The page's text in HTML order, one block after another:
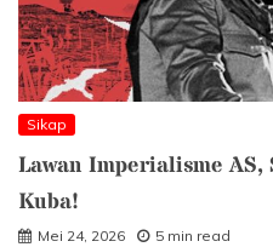
Sikap
Lawan Imperialisme
Kuba!
Mei 24, 2026 5 min read